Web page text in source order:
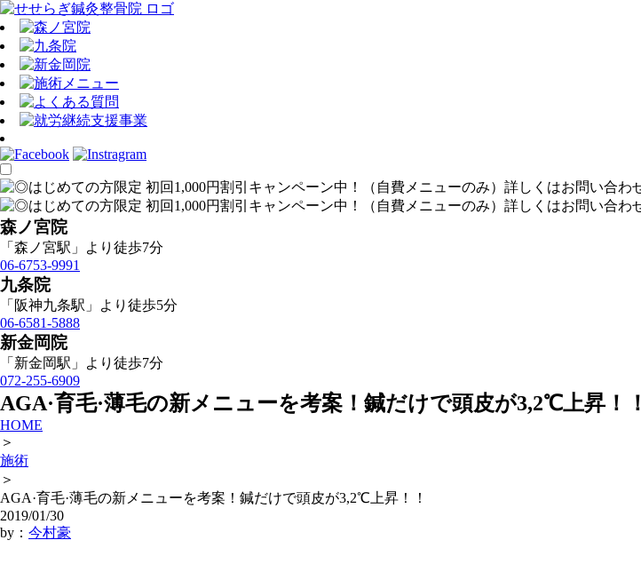
森ノ宮院
「森ノ宮駅」より徒歩7分
06-6753-9991
九条院
「阪神九条駅」より徒歩5分
06-6581-5888
新金岡院
「新金岡駅」より徒歩7分
072-255-6909
AGA·育毛·薄毛の新メニューを考案！鍼だけで頭皮が3,2℃上昇！！
HOME
＞
施術
＞
AGA·育毛·薄毛の新メニューを考案！鍼だけで頭皮が3,2℃上昇！！
2019/01/30
by： 今村豪